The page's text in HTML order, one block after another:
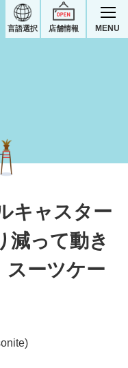
店舗情報
言語選択 MENU
キャスター
減って動き
スーツケー